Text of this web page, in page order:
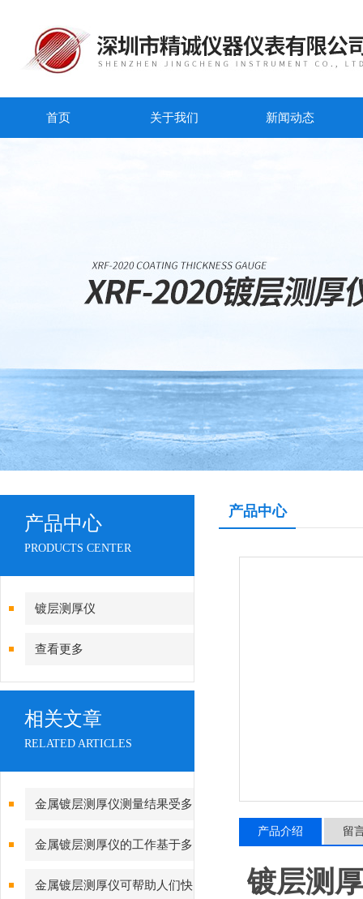
首页 关于我们 新闻动态
产品中心
PRODUCTS CENTER
镀层测厚仪
查看更多
相关文章
RELATED ARTICLES
金属镀层测厚仪测量结果受多
种因素影响
金属镀层测厚仪的工作基于多
种物理或化学原理
金属镀层测厚仪可帮助人们快
产品中心
产品介绍 留
镀层测